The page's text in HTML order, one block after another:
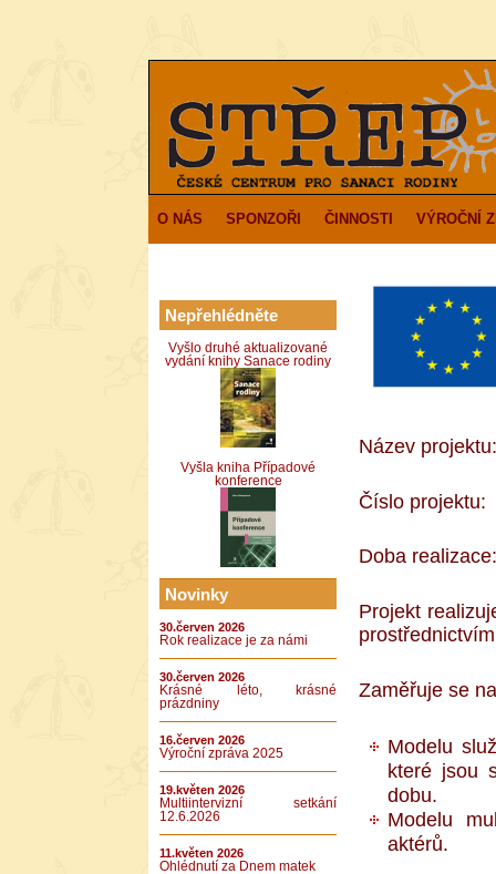
O NÁS SPONZOŘI ČINNOSTI VÝROČNÍ
Nepřehlédněte
Vyšlo druhé aktualizované
vydání knihy Sanace rodiny
Vyšla kniha Případové
konference
Novinky
30.červen 2026
Rok realizace je za námi
30.červen 2026
Krásné léto, krásné
prázdniny
16.červen 2026
Výroční zpráva 2025
19.květen 2026
Multiintervizní setkání
12.6.2026
11.květen 2026
Ohlédnutí za Dnem matek
Název
Číslo projektu:
Doba
Projekt
Zaměřuje se
Modelu
které jsou
dobu.
Modelu
aktérů.